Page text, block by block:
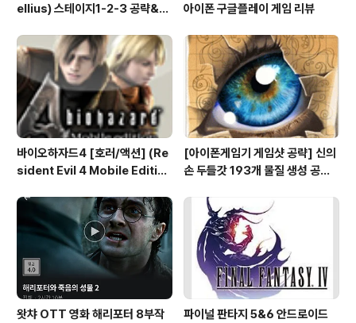
ellius) 스테이지1-2-3 공략&맵
아이폰 구글플레이 게임 리뷰
바이오하자드4 [호러/액션] (Re
sident Evil 4 Mobile Editio
[아이폰게임기 게임샷 공략] 신의
손 두들갓 193개 물질 생성 공략
왓챠 OTT 영화 해리포터 8부작
파이널 판타지 5&6 안드로이드